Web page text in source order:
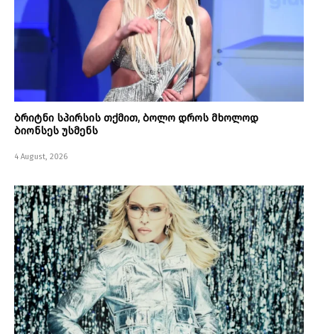
ბრიტნი სპირსის თქმით, ბოლო დროს მხოლოდ
ბიონსეს უსმენს
4 August, 2026